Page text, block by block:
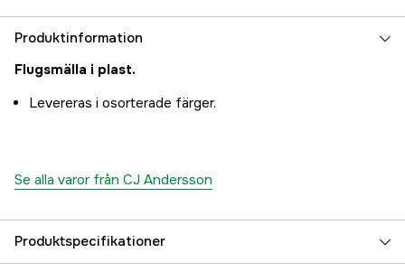
Produktinformation
Flugsmälla i plast.
Levereras i osorterade färger.
Se alla varor från CJ Andersson
Produktspecifikationer